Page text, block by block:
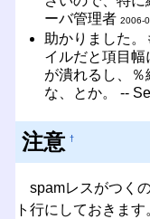
ーバ管理者 2006-
助かりました
イルだと項目
が潰れるし、
な、とか。 --
注意 †
spamレスがつく
ト行にしておきます